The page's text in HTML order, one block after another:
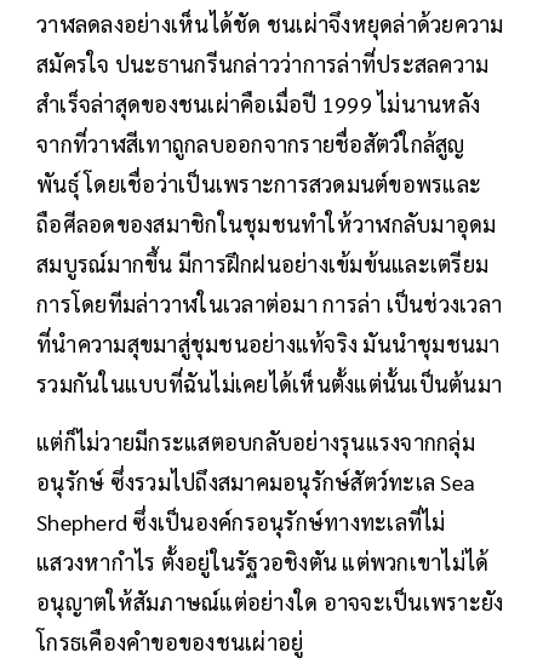
วาฬลดลงอย่างเห็นได้ชัด ชนเผ่าจึงหยุดล่าด้วยความ
สมัครใจ ปนะธานกรีนกล่าวว่าการล่าที่ประสลความ
สำเร็จล่าสุดของชนเผ่าคือเมื่อปี 1999 ไม่นานหลัง
จากที่วาฬสีเทาถูกลบออกจากรายชื่อสัตว์ใกล้สูญ
พันธุ์ โดยเชื่อว่าเป็นเพราะการสวดมนต์ขอพรและ
ถือศีลอดของสมาชิกในชุมชนทำให้วาฬกลับมาอุดม
สมบูรณ์มากขึ้น มีการฝึกฝนอย่างเข้มข้นและเตรียม
การโดยทีมล่าวาฬในเวลาต่อมา การล่า เป็นช่วงเวลา
ที่นำความสุขมาสู่ชุมชนอย่างแท้จริง มันนำชุมชนมา
รวมกันในแบบที่ฉันไม่เคยได้เห็นตั้งแต่นั้นเป็นต้นมา
แต่ก็ไม่วายมีกระแสตอบกลับอย่างรุนแรงจากกลุ่ม
อนุรักษ์ ซึ่งรวมไปถึงสมาคมอนุรักษ์สัตว์ทะเล Sea
Shepherd ซึ่งเป็นองค์กรอนุรักษ์ทางทะเลที่ไม่
แสวงหากำไร ตั้งอยู่ในรัฐวอชิงตัน แต่พวกเขาไม่ได้
อนุญาตให้สัมภาษณ์แต่อย่างใด อาจจะเป็นเพราะยัง
โกรธเคืองคำขอของชนเผ่าอยู่